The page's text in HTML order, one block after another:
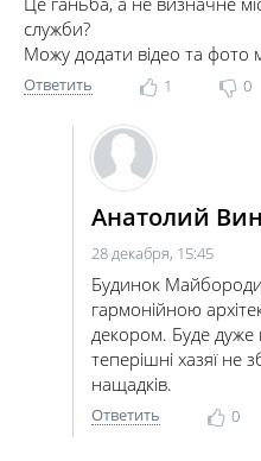
служби?
Можу додати відео та фото
Ответить 1 0
Анатолий
28 декабря, 15:45
Будинок
гармонійною
декором. Буде
теперішні хазяї не
нащадків.
Ответить 0